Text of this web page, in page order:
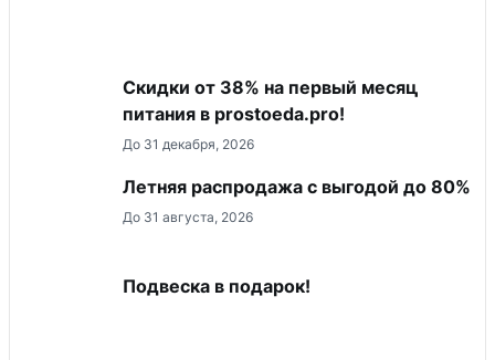
​Скидки от 38% на первый месяц
питания в prostoeda.pro!
До 31 декабря, 2026
Летняя распродажа с выгодой до 80%
До 31 августа, 2026
Подвеска в подарок!